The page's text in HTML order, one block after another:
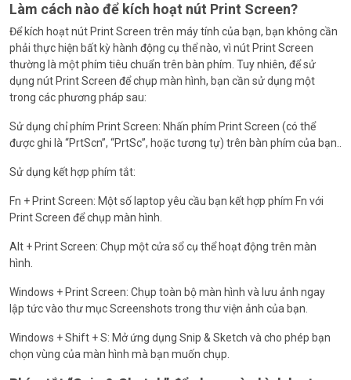
Làm cách nào để kích hoạt nút Print Screen?
Để kích hoạt nút Print Screen trên máy tính của bạn, bạn không cần
phải thực hiện bất kỳ hành động cụ thể nào, vì nút Print Screen
thường là một phím tiêu chuẩn trên bàn phím. Tuy nhiên, để sử
dụng nút Print Screen để chụp màn hình, bạn cần sử dụng một
trong các phương pháp sau:
Sử dụng chỉ phím Print Screen: Nhấn phím Print Screen (có thể
được ghi là “PrtScn”, “PrtSc”, hoặc tương tự) trên bàn phím của bạn..
Sử dụng kết hợp phím tắt:
Fn + Print Screen: Một số laptop yêu cầu bạn kết hợp phím Fn với
Print Screen để chụp màn hình.
Alt + Print Screen: Chụp một cửa sổ cụ thể hoạt động trên màn
hình.
Windows + Print Screen: Chụp toàn bộ màn hình và lưu ảnh ngay
lập tức vào thư mục Screenshots trong thư viện ảnh của bạn.
Windows + Shift + S: Mở ứng dụng Snip & Sketch và cho phép bạn
chọn vùng của màn hình mà bạn muốn chụp.